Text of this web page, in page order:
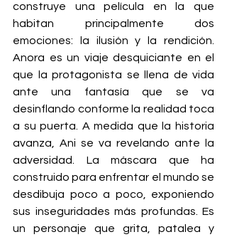
construye una película en la que
habitan principalmente dos
emociones: la ilusión y la rendición.
Anora es un viaje desquiciante en el
que la protagonista se llena de vida
ante una fantasía que se va
desinflando conforme la realidad toca
a su puerta. A medida que la historia
avanza, Ani se va revelando ante la
adversidad. La máscara que ha
construido para enfrentar el mundo se
desdibuja poco a poco, exponiendo
sus inseguridades más profundas. Es
un personaje que grita, patalea y